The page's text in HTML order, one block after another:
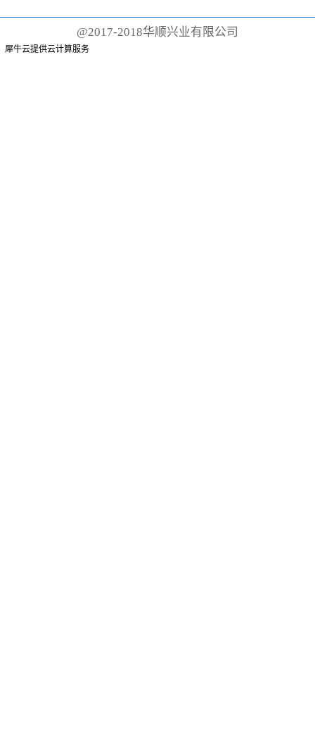
有聚丙烯手柄和尼龙刷毛的传统
牙刷而言，这根本不可能。这些
@2017-2018华顺兴业有限公司
犀牛云提供云计算服务